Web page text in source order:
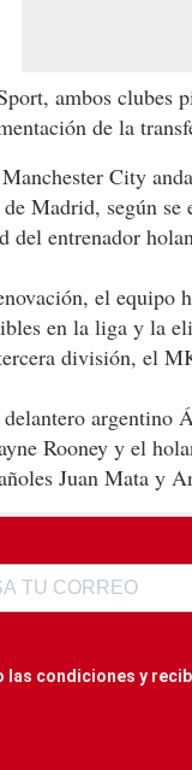
ambos clubes
de la
City
Madrid, según se
del entrenador
el equipo
en la liga y la
división, el
Rooney y el
Juan Mata y
las condiciones y